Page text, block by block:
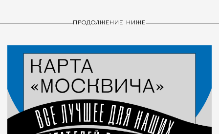
ПРОДОЛЖЕНИЕ НИЖЕ